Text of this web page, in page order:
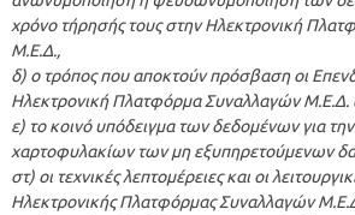
χρόνο τήρησής τους στην Ηλεκτρονική
Μ.Ε.Δ.,
δ) ο τρόπος που αποκτούν πρόσβαση οι
Ηλεκτρονική Πλατφόρμα Συναλλαγών Μ.Ε.Δ.
ε) το κοινό υπόδειγμα των δεδομένων για
χαρτοφυλακίων των μη εξυπηρετούμενων
στ) οι τεχνικές λεπτομέρειες και οι
Ηλεκτρονικής Πλατφόρμας Συναλλαγών